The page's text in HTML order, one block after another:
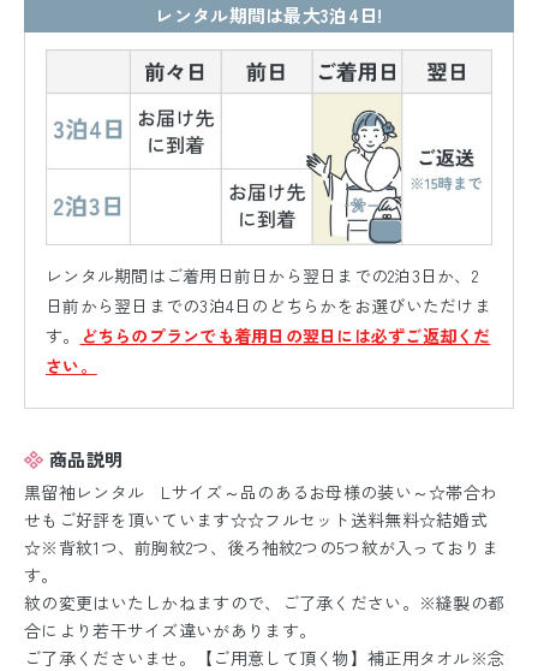
レンタル期間は最大3泊4日!
レンタル期間はご着用日前日から翌日までの2泊3日か、2
日前から翌日までの3泊4日のどちらかをお選びいただけま
す。
どちらのプランでも着用日の翌日には必ずご返却くだ
さい。
商品説明
黒留袖レンタル Lサイズ～品のあるお母様の装い～☆帯合わ
せもご好評を頂いています☆☆フルセット送料無料☆結婚式
☆※背紋1つ、前胸紋2つ、後ろ袖紋2つの5つ紋が入っておりま
す。
紋の変更はいたしかねますので、ご了承ください。※縫製の都
合により若干サイズ違いがあります。
ご了承くださいませ。【ご用意して頂く物】補正用タオル※念